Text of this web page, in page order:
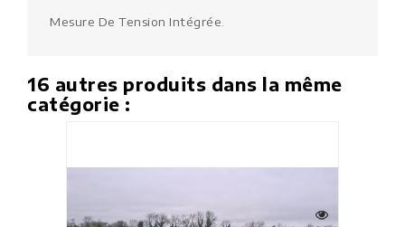
Mesure De Tension Intégrée.
16 autres produits dans la même
catégorie :